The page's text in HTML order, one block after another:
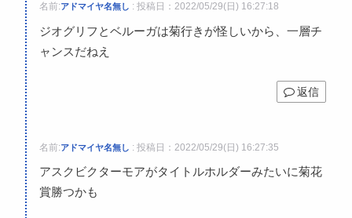
名前:アドマイヤ名無し : 投稿日：2022/05/29(日) 16:27:18
ジオグリフとベルーガは菊行きが怪しいから、一層チ
ャンスだねえ
返信
名前:アドマイヤ名無し : 投稿日：2022/05/29(日) 16:27:35
アスクビクターモアがタイトルホルダーみたいに菊花
賞勝つかも